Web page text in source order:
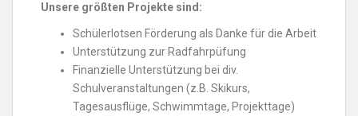
Unsere größten Projekte sind:
Schülerlotsen Förderung als Danke für die Arbeit
Unterstützung zur Radfahrpüfung
Finanzielle Unterstützung bei div.
Schulveranstaltungen (z.B. Skikurs,
Tagesausflüge, Schwimmtage, Projekttage)